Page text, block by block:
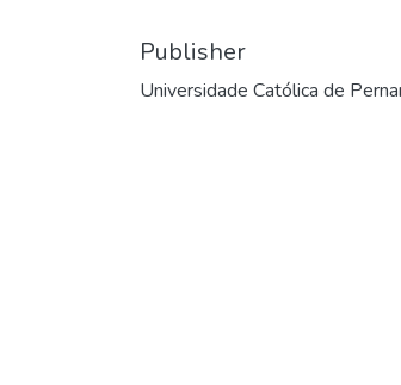
Publisher
Universidade Católica de